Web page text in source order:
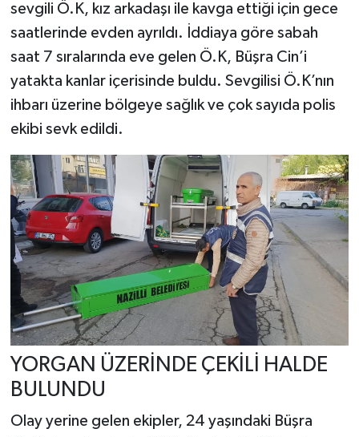
sevgili Ö.K, kız arkadaşı ile kavga ettiği için gece
saatlerinde evden ayrıldı. İddiaya göre sabah
saat 7 sıralarında eve gelen Ö.K, Büşra Cin’i
yatakta kanlar içerisinde buldu. Sevgilisi Ö.K’nın
ihbarı üzerine bölgeye sağlık ve çok sayıda polis
ekibi sevk edildi.
YORGAN ÜZERİNDE ÇEKİLİ HALDE
BULUNDU
Olay yerine gelen ekipler, 24 yaşındaki Büşra